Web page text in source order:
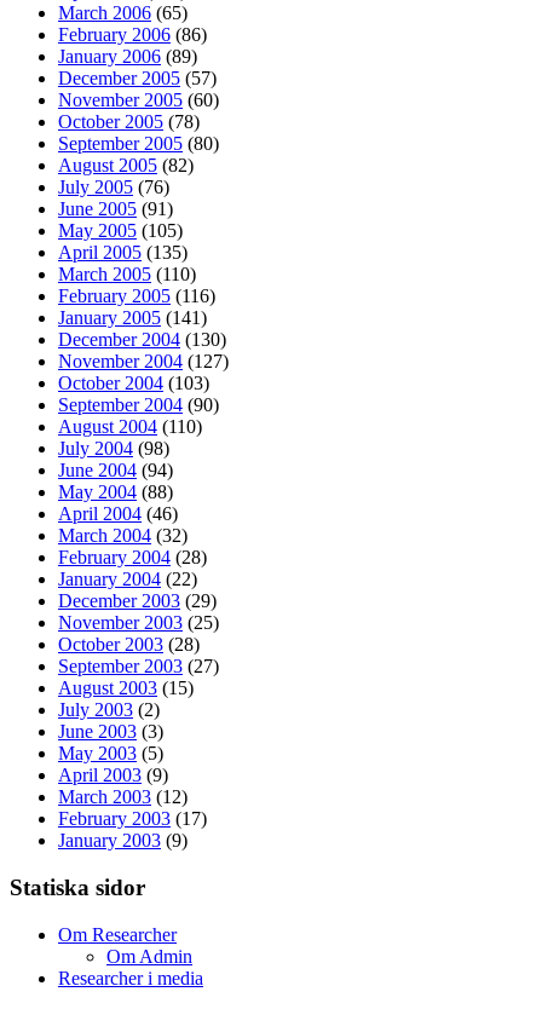
March 2006 (65)
February 2006 (86)
January 2006 (89)
December 2005 (57)
November 2005 (60)
October 2005 (78)
September 2005 (80)
August 2005 (82)
July 2005 (76)
June 2005 (91)
May 2005 (105)
April 2005 (135)
March 2005 (110)
February 2005 (116)
January 2005 (141)
December 2004 (130)
November 2004 (127)
October 2004 (103)
September 2004 (90)
August 2004 (110)
July 2004 (98)
June 2004 (94)
May 2004 (88)
April 2004 (46)
March 2004 (32)
February 2004 (28)
January 2004 (22)
December 2003 (29)
November 2003 (25)
October 2003 (28)
September 2003 (27)
August 2003 (15)
July 2003 (2)
June 2003 (3)
May 2003 (5)
April 2003 (9)
March 2003 (12)
February 2003 (17)
January 2003 (9)
Statiska sidor
Om Researcher
Om Admin
Researcher i media